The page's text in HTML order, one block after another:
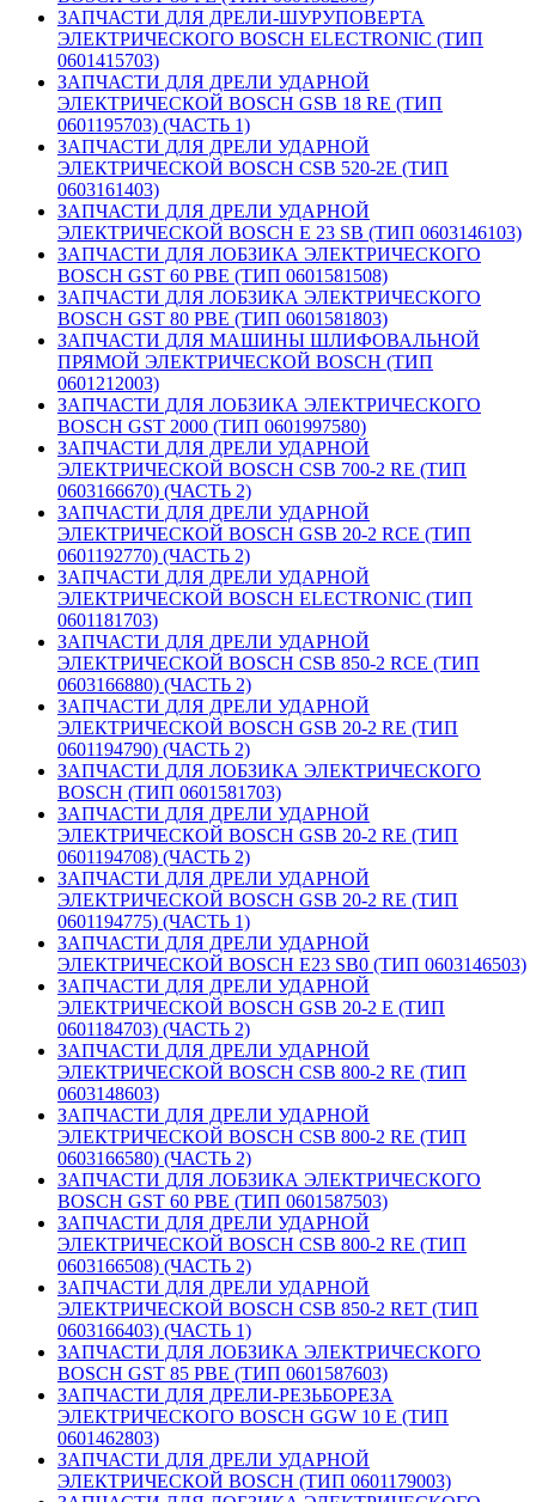
ЗАПЧАСТИ ДЛЯ ДРЕЛИ-ШУРУПОВЕРТА
ЭЛЕКТРИЧЕСКОГО BOSCH ELECTRONIC (ТИП
0601415703)
ЗАПЧАСТИ ДЛЯ ДРЕЛИ УДАРНОЙ
ЭЛЕКТРИЧЕСКОЙ BOSCH GSB 18 RE (ТИП
0601195703) (ЧАСТЬ 1)
ЗАПЧАСТИ ДЛЯ ДРЕЛИ УДАРНОЙ
ЭЛЕКТРИЧЕСКОЙ BOSCH CSB 520-2E (ТИП
0603161403)
ЗАПЧАСТИ ДЛЯ ДРЕЛИ УДАРНОЙ
ЭЛЕКТРИЧЕСКОЙ BOSCH E 23 SB (ТИП 0603146103)
ЗАПЧАСТИ ДЛЯ ЛОБЗИКА ЭЛЕКТРИЧЕСКОГО
BOSCH GST 60 PBE (ТИП 0601581508)
ЗАПЧАСТИ ДЛЯ ЛОБЗИКА ЭЛЕКТРИЧЕСКОГО
BOSCH GST 80 PBE (ТИП 0601581803)
ЗАПЧАСТИ ДЛЯ МАШИНЫ ШЛИФОВАЛЬНОЙ
ПРЯМОЙ ЭЛЕКТРИЧЕСКОЙ BOSCH (ТИП
0601212003)
ЗАПЧАСТИ ДЛЯ ЛОБЗИКА ЭЛЕКТРИЧЕСКОГО
BOSCH GST 2000 (ТИП 0601997580)
ЗАПЧАСТИ ДЛЯ ДРЕЛИ УДАРНОЙ
ЭЛЕКТРИЧЕСКОЙ BOSCH CSB 700-2 RE (ТИП
0603166670) (ЧАСТЬ 2)
ЗАПЧАСТИ ДЛЯ ДРЕЛИ УДАРНОЙ
ЭЛЕКТРИЧЕСКОЙ BOSCH GSB 20-2 RCE (ТИП
0601192770) (ЧАСТЬ 2)
ЗАПЧАСТИ ДЛЯ ДРЕЛИ УДАРНОЙ
ЭЛЕКТРИЧЕСКОЙ BOSCH ELECTRONIC (ТИП
0601181703)
ЗАПЧАСТИ ДЛЯ ДРЕЛИ УДАРНОЙ
ЭЛЕКТРИЧЕСКОЙ BOSCH CSB 850-2 RCE (ТИП
0603166880) (ЧАСТЬ 2)
ЗАПЧАСТИ ДЛЯ ДРЕЛИ УДАРНОЙ
ЭЛЕКТРИЧЕСКОЙ BOSCH GSB 20-2 RE (ТИП
0601194790) (ЧАСТЬ 2)
ЗАПЧАСТИ ДЛЯ ЛОБЗИКА ЭЛЕКТРИЧЕСКОГО
BOSCH (ТИП 0601581703)
ЗАПЧАСТИ ДЛЯ ДРЕЛИ УДАРНОЙ
ЭЛЕКТРИЧЕСКОЙ BOSCH GSB 20-2 RE (ТИП
0601194708) (ЧАСТЬ 2)
ЗАПЧАСТИ ДЛЯ ДРЕЛИ УДАРНОЙ
ЭЛЕКТРИЧЕСКОЙ BOSCH GSB 20-2 RE (ТИП
0601194775) (ЧАСТЬ 1)
ЗАПЧАСТИ ДЛЯ ДРЕЛИ УДАРНОЙ
ЭЛЕКТРИЧЕСКОЙ BOSCH E23 SB0 (ТИП 0603146503)
ЗАПЧАСТИ ДЛЯ ДРЕЛИ УДАРНОЙ
ЭЛЕКТРИЧЕСКОЙ BOSCH GSB 20-2 E (ТИП
0601184703) (ЧАСТЬ 2)
ЗАПЧАСТИ ДЛЯ ДРЕЛИ УДАРНОЙ
ЭЛЕКТРИЧЕСКОЙ BOSCH CSB 800-2 RE (ТИП
0603148603)
ЗАПЧАСТИ ДЛЯ ДРЕЛИ УДАРНОЙ
ЭЛЕКТРИЧЕСКОЙ BOSCH CSB 800-2 RE (ТИП
0603166580) (ЧАСТЬ 2)
ЗАПЧАСТИ ДЛЯ ЛОБЗИКА ЭЛЕКТРИЧЕСКОГО
BOSCH GST 60 PBE (ТИП 0601587503)
ЗАПЧАСТИ ДЛЯ ДРЕЛИ УДАРНОЙ
ЭЛЕКТРИЧЕСКОЙ BOSCH CSB 800-2 RE (ТИП
0603166508) (ЧАСТЬ 2)
ЗАПЧАСТИ ДЛЯ ДРЕЛИ УДАРНОЙ
ЭЛЕКТРИЧЕСКОЙ BOSCH CSB 850-2 RET (ТИП
0603166403) (ЧАСТЬ 1)
ЗАПЧАСТИ ДЛЯ ЛОБЗИКА ЭЛЕКТРИЧЕСКОГО
BOSCH GST 85 PBE (ТИП 0601587603)
ЗАПЧАСТИ ДЛЯ ДРЕЛИ-РЕЗЬБОРЕЗА
ЭЛЕКТРИЧЕСКОГО BOSCH GGW 10 E (ТИП
0601462803)
ЗАПЧАСТИ ДЛЯ ДРЕЛИ УДАРНОЙ
ЭЛЕКТРИЧЕСКОЙ BOSCH (ТИП 0601179003)